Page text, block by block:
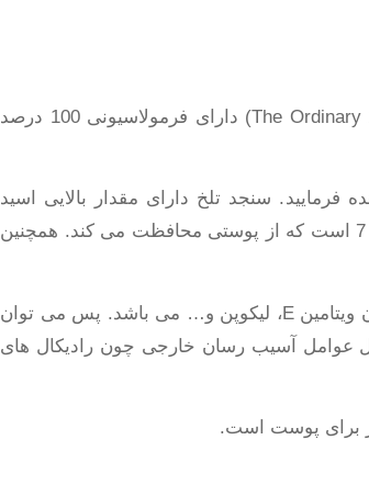
روغن میوه خولان دریایی (سنجد تلخ) اوردینری (The Ordinary 100% Organic Virgin Sea-Buckthorn Fruit Oil) دارای فرمولاسیونی 100 درصد
فرمایید. سنجد تلخ دارای مقدار بالایی اسید
پالمیتولئیک است. این اسید که یک ماده نادر برای پوست محسوب می شود، جزئی از خانواده امگا 7 است که از پوستی محافظت می کند. همچنین
این روغن سرشار از اسید های چربی چون اسید استئاریک، اسید لینولنیک و آنتی اکسیدان هایی چون ویتامین E، لیکوپن و… می باشد. پس می توان
عوامل آسیب رسان خارجی چون رادیکال های
برای پوست است.